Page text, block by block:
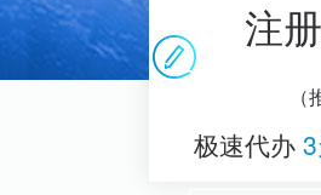
注
（
极速代办